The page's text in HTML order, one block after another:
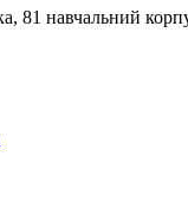
81 навчальний